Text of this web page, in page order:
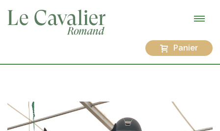
Panier